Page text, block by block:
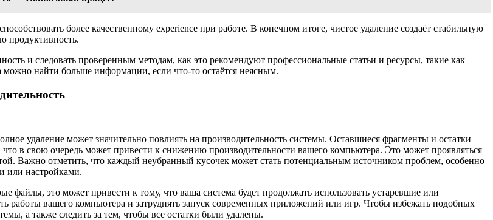
более качественному experience при работе. В конечном итоге, чистое удаление создаёт стабильную
продуктивность.
и следовать проверенным методам, как это рекомендуют профессиональные статьи и ресурсы, такие как
найти больше информации, если что-то остаётся неясным.
удаление может значительно повлиять на производительность системы. Оставшиеся фрагменты и остатки
в свою очередь может привести к снижению производительности вашего компьютера. Это может проявляться
Важно отметить, что каждый неубранный кусочек может стать потенциальным источником проблем, особенно
или настройками.
это может привести к тому, что ваша система будет продолжать использовать устаревшие или
вашего компьютера и затруднять запуск современных приложений или игр. Чтобы избежать подобных
а также следить за тем, чтобы все остатки были удалены.